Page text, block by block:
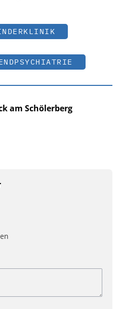
am Schölerberg